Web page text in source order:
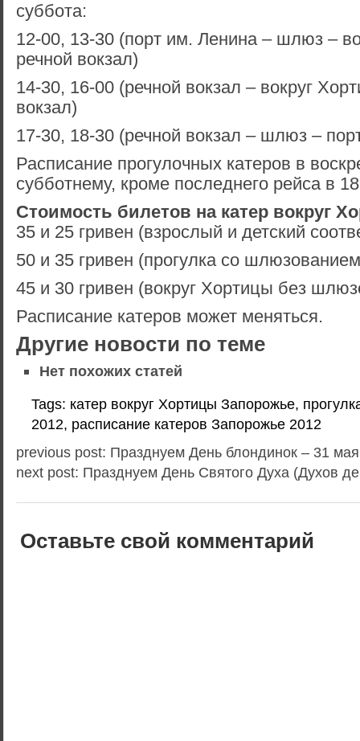
суббота:
12-00, 13-30 (порт им. Ленина – шлюз –
речной вокзал)
14-30, 16-00 (речной вокзал – вокруг
вокзал)
17-30, 18-30 (речной вокзал – шлюз –
Расписание прогулочных катеров в
субботнему, кроме последнего рейса в
Стоимость билетов на катер вокруг
35 и 25 гривен (взрослый и детский
50 и 35 гривен (прогулка со
45 и 30 гривен (вокруг Хортицы без
Расписание катеров может меняться.
Другие новости по теме
Нет похожих статей
Tags: катер вокруг Хортицы Запорожье,
2012, расписание катеров Запорожье 2012
previous post: Празднуем День блондинок – 31
next post: Празднуем День Святого Духа (Духов
Оставьте свой комментарий